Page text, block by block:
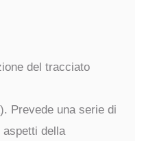
del tracciato
Prevede una serie di
della